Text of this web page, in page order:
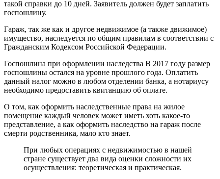
такой справки до 10 дней. Заявитель должен будет заплатить
госпошлину.
Гараж, так же как и другое недвижимое (а также движимое)
имущество, наследуется по общим правилам в соответствии с
Гражданским Кодексом Российской Федерации.
Госпошлина при оформлении наследства В 2017 году размер
госпошлины остался на уровне прошлого года. Оплатить
данный налог можно в любом отделении банка, а нотариусу
необходимо предоставить квитанцию об оплате.
О том, как оформить наследственные права на жилое
помещение каждый человек может иметь хоть какое-то
представление, а как оформить наследство на гараж после
смерти родственника, мало кто знает.
При любых операциях с недвижимостью в нашей
стране существует два вида оценки сложности их
осуществления: теоретическая и практическая.